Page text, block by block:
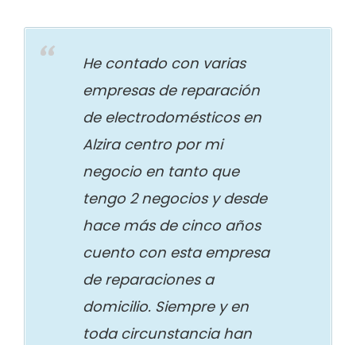
He contado con varias
empresas de reparación
de electrodomésticos en
Alzira centro por mi
negocio en tanto que
tengo 2 negocios y desde
hace más de cinco años
cuento con esta empresa
de reparaciones a
domicilio. Siempre y en
toda circunstancia han